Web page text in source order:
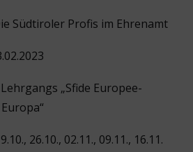
Südtiroler Profis im Ehrenamt
„Sfide Europee-
26.10., 02.11., 09.11., 16.11.